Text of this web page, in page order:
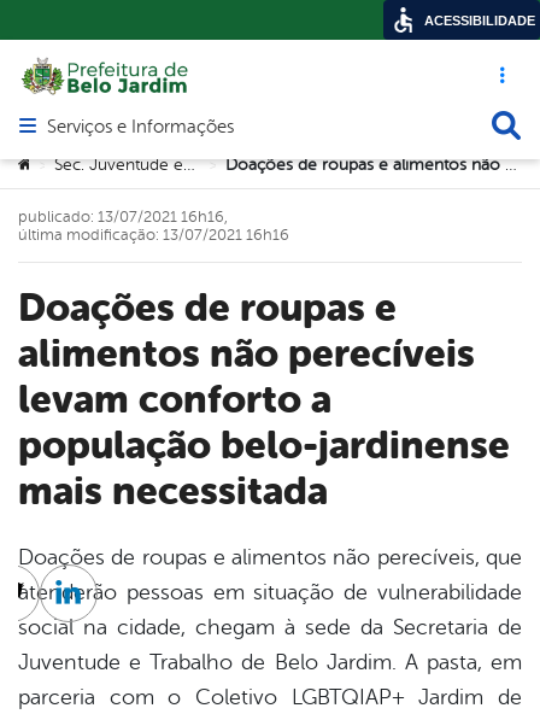
Acesso
Abrir menu principal de navegação
Serviços e Informações
Você está aqui:
> Sec. Juventude e Trabalho > Doações de roupas e alimentos não perecíveis levam conforto a população belo-jardinense mais necessitada
Doações de roupas e
alimentos não perecíveis
levam conforto a
população belo-jardinense
mais necessitada
publicado: 13/07/2021 16h16,
última modificação: 13/07/2021 16h16
Doações de roupas e alimentos não perecíveis, que
atenderão pessoas em situação de vulnerabilidade
social na cidade, chegam à sede da Secretaria de
Juventude e Trabalho de Belo Jardim. A pasta, em
parceria com o Coletivo LGBTQIAP+ Jardim de
Twitter
Linkedin
ACESSIBILIDADE